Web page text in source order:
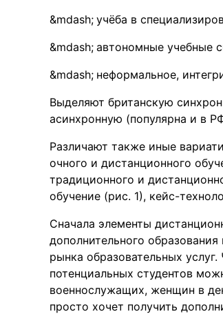
учёба в
автономные учебные
неформальное,
Выделяют британскую
асинхронную (популярна и в
Различают также иные
очного и дистанционного
традиционного и
обучение (рис. 1), кейс-
Сначала элементы
дополнительного
рынка образовательных
потенциальных студентов
военнослужащих, женщин в
просто хочет получить